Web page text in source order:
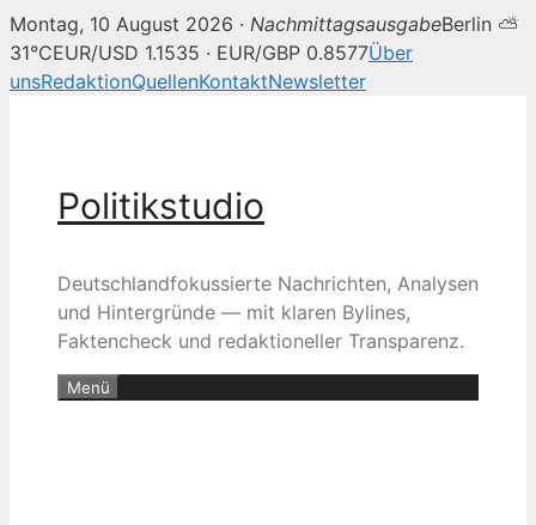
Montag, 10 August 2026 · NachmittagsausgabeBerlin ⛅
31°CEUR/USD 1.1535 · EUR/GBP 0.8577Über
unsRedaktionQuellenKontaktNewsletter
Politikstudio
Deutschlandfokussierte Nachrichten, Analysen
und Hintergründe — mit klaren Bylines,
Faktencheck und redaktioneller Transparenz.
Menü